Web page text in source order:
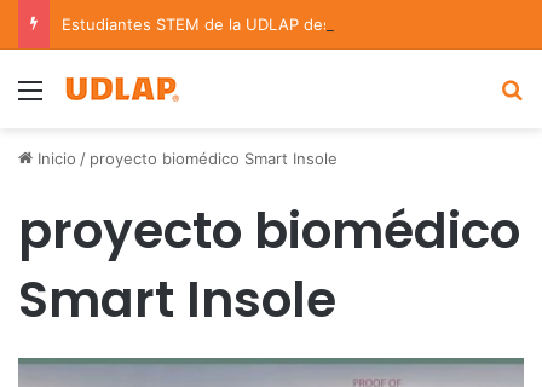
Menu
Inicio / proyecto biomédico Smart Insole
proyecto biomédico
Smart Insole